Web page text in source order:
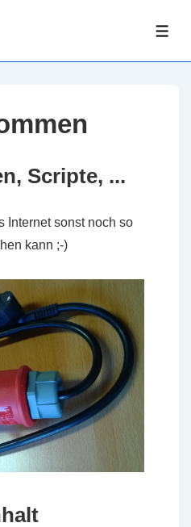
Scripte, ...
Internet sonst noch so
kann ;-)